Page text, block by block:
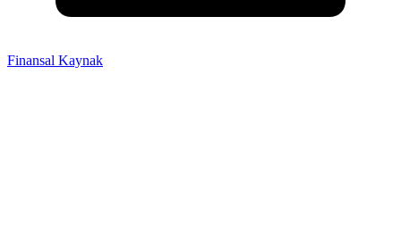
Finansal Kaynak